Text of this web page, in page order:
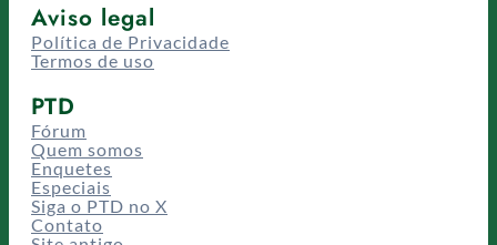
Aviso legal
Política de Privacidade
Termos de uso
PTD
Fórum
Quem somos
Enquetes
Especiais
Siga o PTD no X
Contato